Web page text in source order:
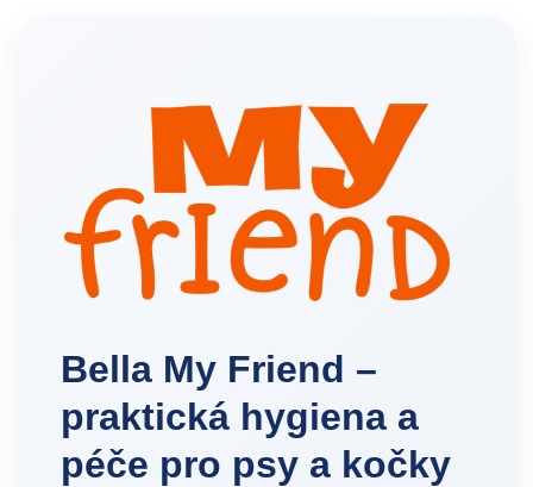
Bella My Friend –
praktická hygiena a
péče pro psy a kočky